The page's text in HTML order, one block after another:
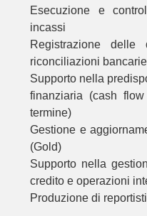
Esecuzione e
incassi
Registrazione
riconciliazioni bancarie
Supporto nella
finanziaria (cash
termine)
Gestione e
(Gold)
Supporto nella
credito e operazioni
Produzione di